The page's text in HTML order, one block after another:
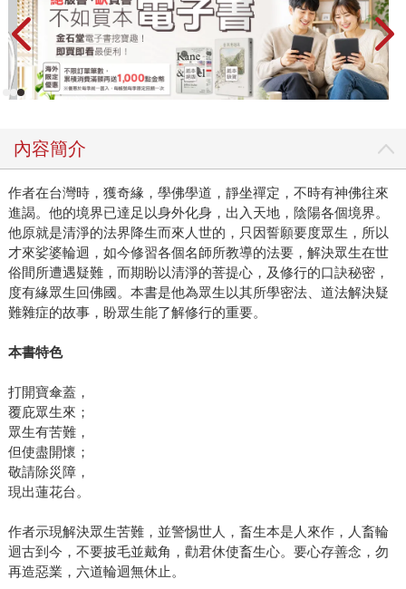
內容簡介
作者在台灣時，獲奇緣，學佛學道，靜坐禪定，不時有神佛往來
進謁。他的境界已達足以身外化身，出入天地，陰陽各個境界。
他原就是清淨的法界降生而來人世的，只因誓願要度眾生，所以
才來娑婆輪迴，如今修習各個名師所教導的法要，解決眾生在世
俗間所遭遇疑難，而期盼以清淨的菩提心，及修行的口訣秘密，
度有緣眾生回佛國。本書是他為眾生以其所學密法、道法解決疑
難雜症的故事，盼眾生能了解修行的重要。
本書特色
打開寶傘蓋，
覆庇眾生來；
眾生有苦難，
但使盡開懷；
敬請除災障，
現出蓮花台。
作者示現解決眾生苦難，並警惕世人，畜生本是人來作，人畜輪
迴古到今，不要披毛並戴角，勸君休使畜生心。要心存善念，勿
再造惡業，六道輪迴無休止。